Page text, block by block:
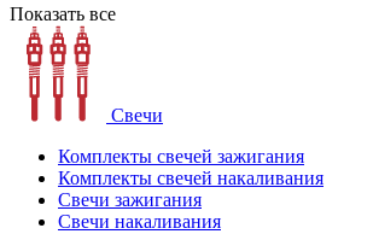
Показать все
Свечи
Комплекты свечей зажигания
Комплекты свечей накаливания
Свечи зажигания
Свечи накаливания